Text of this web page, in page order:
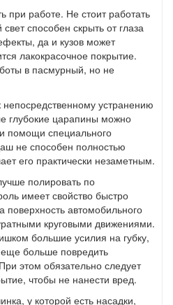
при работе. Не стоит работать
способен скрыть от глаза
да и кузов может
лакокрасочное покрытие.
в пасмурный, но не
устранению
глубокие царапины можно
помощи специального
не способен полностью
его практически незаметным.
полировать по
имеет свойство быстро
поверхность автомобильного
круговыми движениями.
большие усилия на губку,
еще больше повредить
этом обязательно следует
чтобы не нанести вред.
у которой есть насадки,